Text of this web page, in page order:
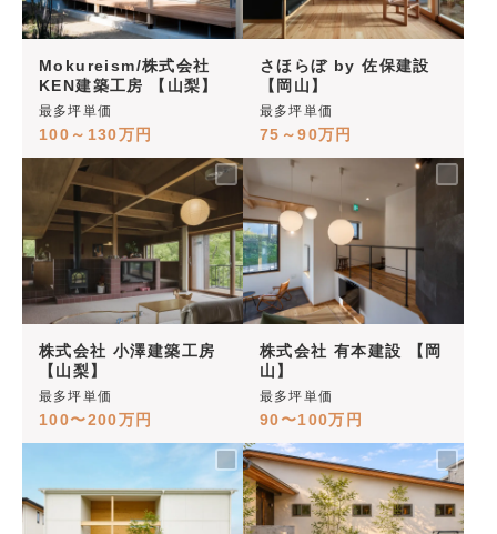
Mokureism/株式会社
KEN建築工房 【山梨】
最多坪単価
100～130万円
さほらぼ by 佐保建設
【岡山】
最多坪単価
75～90万円
株式会社 小澤建築工房
【山梨】
最多坪単価
100〜200万円
株式会社 有本建設 【岡
山】
最多坪単価
90〜100万円